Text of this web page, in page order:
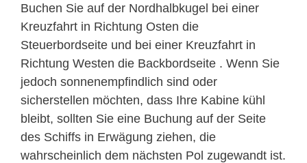
Buchen Sie auf der Nordhalbkugel bei einer
Kreuzfahrt in Richtung Osten die
Steuerbordseite und bei einer Kreuzfahrt in
Richtung Westen die Backbordseite . Wenn Sie
jedoch sonnenempfindlich sind oder
sicherstellen möchten, dass Ihre Kabine kühl
bleibt, sollten Sie eine Buchung auf der Seite
des Schiffs in Erwägung ziehen, die
wahrscheinlich dem nächsten Pol zugewandt ist.